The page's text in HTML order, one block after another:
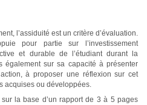
l’assiduité est un critère d’évaluation.
pour partie sur l’investissement
et durable de l’étudiant durant la
également sur sa capacité à présenter
à proposer une réflexion sur cet
acquises ou développées.
la base d’un rapport de 3 à 5 pages